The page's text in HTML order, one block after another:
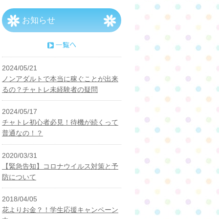
お知らせ
2024/05/21
ノンアダルトで本当に稼ぐことが出来
るの？チャトレ未経験者の疑問
2024/05/17
チャトレ初心者必見！待機が続くって
普通なの！？
2020/03/31
【緊急告知】コロナウイルス対策と予
防について
2018/04/05
花よりお金？！学生応援キャンペーン